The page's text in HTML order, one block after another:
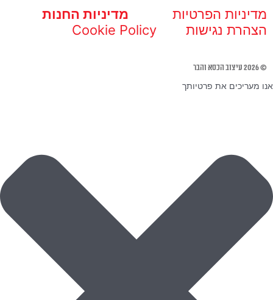
מדיניות הפרטיות
מדיניות החנות
הצהרת נגישות
Cookie Policy
© 2026 עיצוב הכסא והבר
אנו מעריכים את פרטיותך